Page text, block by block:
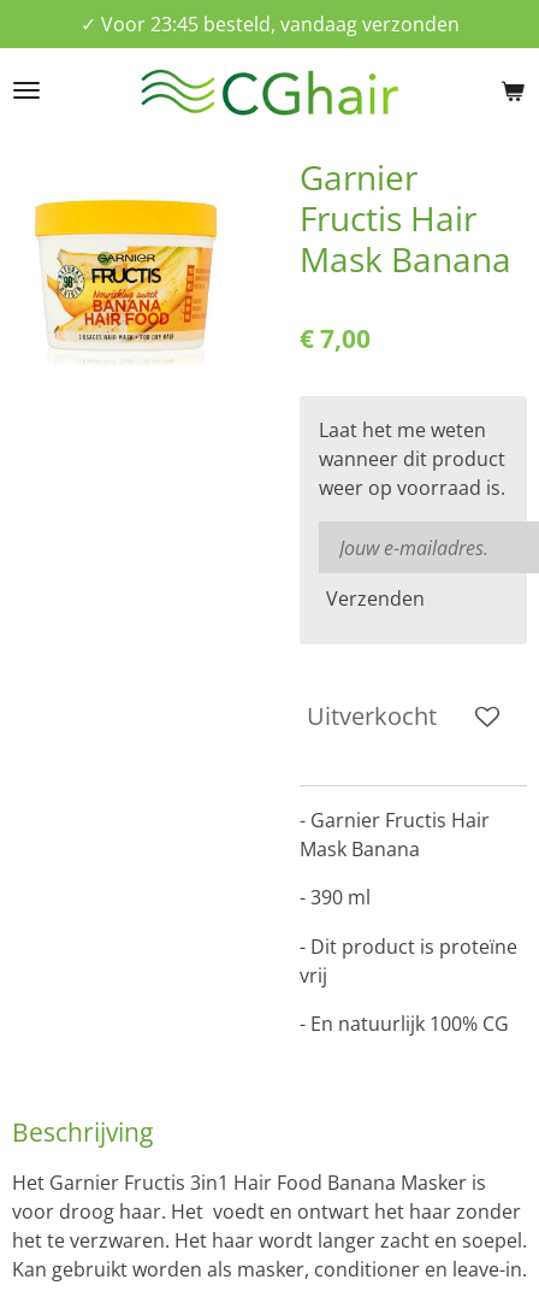
direct
naar
✓ Voor 23:45 besteld, vandaag verzonden
Garnier
Fructis Hair
Mask Banana
€ 7,00
Laat het me weten
wanneer dit product
weer op voorraad is.
Verzenden
Uitverkocht
- Garnier Fructis Hair
Mask Banana
- 390 ml
- Dit product is proteïne
vrij
- En natuurlijk 100% CG
Beschrijving
Het Garnier Fructis 3in1 Hair Food Banana Masker is
voor droog haar. Het voedt en ontwart het haar zonder
het te verzwaren. Het haar wordt langer zacht en soepel.
Kan gebruikt worden als masker, conditioner en leave-in.